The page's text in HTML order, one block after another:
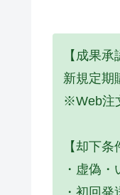
【成果承
新規定期
※Web注
【却下条
・虚偽